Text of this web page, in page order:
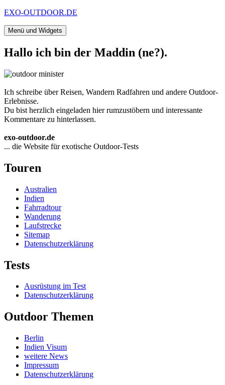
Zum
springen
EXO-OUTDOOR.DE
Menü und Widgets
Hallo ich bin der Maddin (ne?).
Ich schreibe über Reisen, Wandern Radfahren und andere Outdoor-
Erlebnisse.
Du bist herzlich eingeladen hier rumzustöbern und interessante
Kommentare zu hinterlassen.
exo-outdoor.de
... die Website für exotische Outdoor-Tests
Touren
Australien
Indien
Fahrradtour
Wanderung
Laufstrecke
Sitemap
Datenschutzerklärung
Tests
Ausrüstung im Test
Datenschutzerklärung
Outdoor Themen
Berlin
Indien Visum
weitere News
Impressum
Datenschutzerklärung